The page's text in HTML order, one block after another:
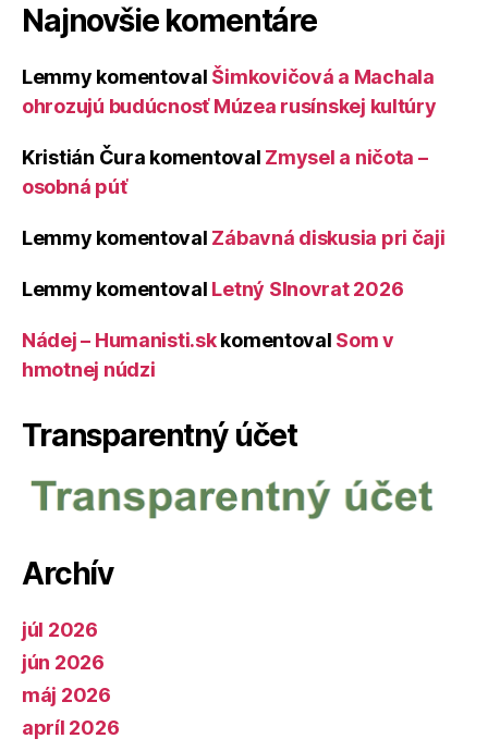
Najnovšie komentáre
Lemmy komentoval Šimkovičová a Machala
ohrozujú budúcnosť Múzea rusínskej kultúry
Kristián Čura komentoval Zmysel a ničota –
osobná púť
Lemmy komentoval Zábavná diskusia pri čaji
Lemmy komentoval Letný Slnovrat 2026
Nádej – Humanisti.skkomentoval Som v
hmotnej núdzi
Transparentný účet
Archív
júl 2026
jún 2026
máj 2026
apríl 2026